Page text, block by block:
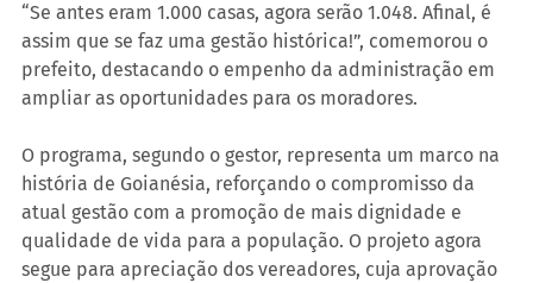
“Se antes eram 1.000 casas, agora serão 1.048. Afinal, é
assim que se faz uma gestão histórica!”, comemorou o
prefeito, destacando o empenho da administração em
ampliar as oportunidades para os moradores.
O programa, segundo o gestor, representa um marco na
história de Goianésia, reforçando o compromisso da
atual gestão com a promoção de mais dignidade e
qualidade de vida para a população. O projeto agora
segue para apreciação dos vereadores, cuja aprovação